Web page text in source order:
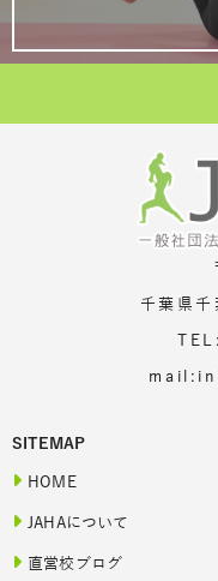
千葉県
SITEMAP
HOME
JAHAについて
直営校ブログ